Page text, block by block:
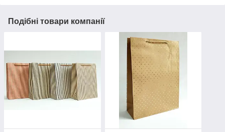
Подібні товари компанії